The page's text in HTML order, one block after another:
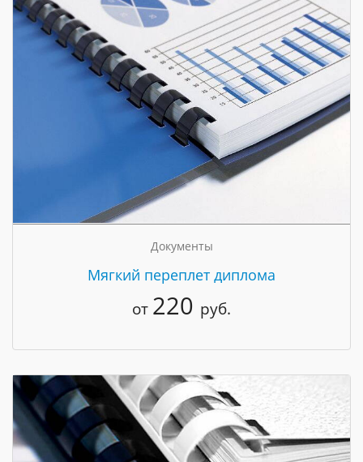
Документы
Мягкий переплет диплома
от 220 руб.